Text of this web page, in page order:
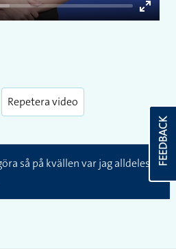
Enter
Repetera video
så på kvällen var jag alldeles
FEEDBACK